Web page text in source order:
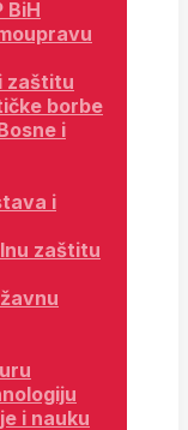
BiH
zaštitu
borbe
i
i
zaštitu
i nauku